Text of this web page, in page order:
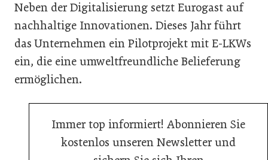
Neben der Digitalisierung setzt Eurogast auf
nachhaltige Innovationen. Dieses Jahr führt
das Unternehmen ein Pilotprojekt mit E-LKWs
ein, die eine umweltfreundliche Belieferung
ermöglichen.
Immer top informiert! Abonnieren Sie
kostenlos unseren Newsletter und